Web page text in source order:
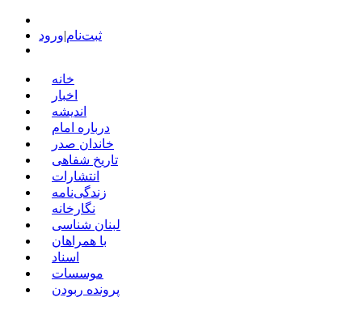
ثبت‌نام|ورود
خانه
اخبار
اندیشه
درباره امام
خاندان صدر
تاریخ شفاهی
انتشارات
زندگی‌نامه
نگارخانه
لبنان شناسی
با همراهان
اسناد
موسسات
پرونده ربودن